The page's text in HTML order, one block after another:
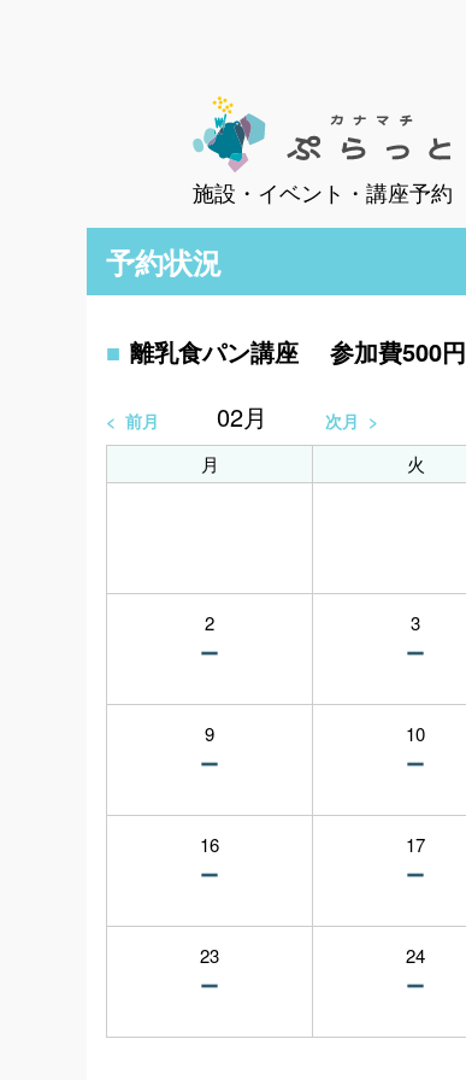
施設・イベント・講座予約
予約状況
離乳食パン講座 参加費500円
前月 02月 次月
月 火
2 3
9 10
16 17
23 24